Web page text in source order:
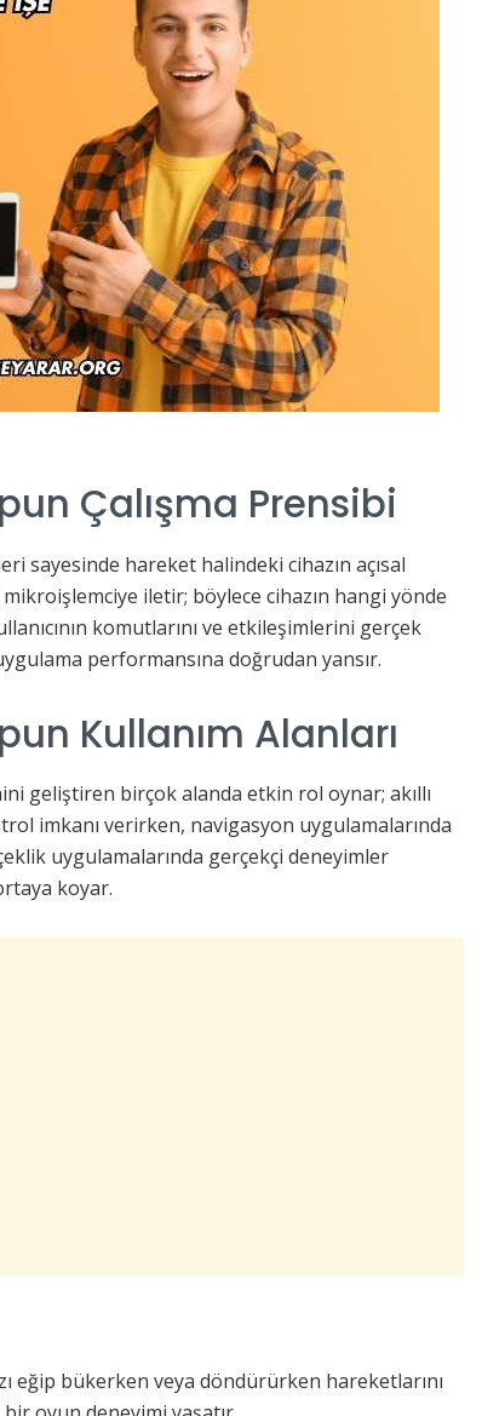
Çalışma Prensibi
sayesinde hareket halindeki cihazın açısal
iletir; böylece cihazın hangi yönde
komutlarını ve etkileşimlerini gerçek
performansına doğrudan yansır.
Kullanım Alanları
geliştiren birçok alanda etkin rol oynar; akıllı
imkanı verirken, navigasyon uygulamalarında
uygulamalarında gerçekçi deneyimler
koyar.
eğip bükerken veya döndürürken hareketlarını